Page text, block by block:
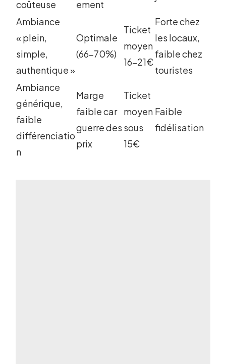
coûteuse
ement
Ambiance
« plein,
simple,
authentique »
Optimale
(66-70%)
Ticket
moyen
16-21€
Forte chez
les locaux,
faible chez
touristes
Ambiance
générique,
faible
différenciatio
n
Marge
faible car
guerre des
prix
Ticket
moyen
sous
15€
Faible
fidélisation